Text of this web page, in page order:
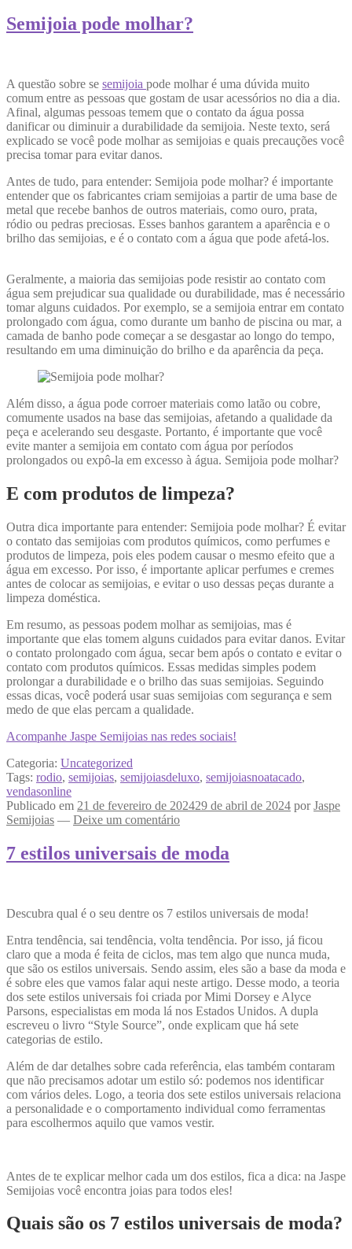
Semijoia pode molhar?
A questão sobre se semijoia pode molhar é uma dúvida muito
comum entre as pessoas que gostam de usar acessórios no dia a dia.
Afinal, algumas pessoas temem que o contato da água possa
danificar ou diminuir a durabilidade da semijoia. Neste texto, será
explicado se você pode molhar as semijoias e quais precauções você
precisa tomar para evitar danos.
Antes de tudo, para entender: Semijoia pode molhar? é importante
entender que os fabricantes criam semijoias a partir de uma base de
metal que recebe banhos de outros materiais, como ouro, prata,
ródio ou pedras preciosas. Esses banhos garantem a aparência e o
brilho das semijoias, e é o contato com a água que pode afetá-los.
Geralmente, a maioria das semijoias pode resistir ao contato com
água sem prejudicar sua qualidade ou durabilidade, mas é necessário
tomar alguns cuidados. Por exemplo, se a semijoia entrar em contato
prolongado com água, como durante um banho de piscina ou mar, a
camada de banho pode começar a se desgastar ao longo do tempo,
resultando em uma diminuição do brilho e da aparência da peça.
Além disso, a água pode corroer materiais como latão ou cobre,
comumente usados na base das semijoias, afetando a qualidade da
peça e acelerando seu desgaste. Portanto, é importante que você
evite manter a semijoia em contato com água por períodos
prolongados ou expô-la em excesso à água. Semijoia pode molhar?
E com produtos de limpeza?
Outra dica importante para entender: Semijoia pode molhar? É evitar
o contato das semijoias com produtos químicos, como perfumes e
produtos de limpeza, pois eles podem causar o mesmo efeito que a
água em excesso. Por isso, é importante aplicar perfumes e cremes
antes de colocar as semijoias, e evitar o uso dessas peças durante a
limpeza doméstica.
Em resumo, as pessoas podem molhar as semijoias, mas é
importante que elas tomem alguns cuidados para evitar danos. Evitar
o contato prolongado com água, secar bem após o contato e evitar o
contato com produtos químicos. Essas medidas simples podem
prolongar a durabilidade e o brilho das suas semijoias. Seguindo
essas dicas, você poderá usar suas semijoias com segurança e sem
medo de que elas percam a qualidade.
Acompanhe Jaspe Semijoias nas redes sociais!
Categoria: Uncategorized
Tags: rodio, semijoias, semijoiasdeluxo, semijoiasnoatacado,
vendasonline
Publicado em 21 de fevereiro de 202429 de abril de 2024 porJaspe
Semijoias — Deixe um comentário
7 estilos universais de moda
Descubra qual é o seu dentre os 7 estilos universais de moda!
Entra tendência, sai tendência, volta tendência. Por isso, já ficou
claro que a moda é feita de ciclos, mas tem algo que nunca muda,
que são os estilos universais. Sendo assim, eles são a base da moda e
é sobre eles que vamos falar aqui neste artigo. Desse modo, a teoria
dos sete estilos universais foi criada por Mimi Dorsey e Alyce
Parsons, especialistas em moda lá nos Estados Unidos. A dupla
escreveu o livro “Style Source”, onde explicam que há sete
categorias de estilo.
Além de dar detalhes sobre cada referência, elas também contaram
que não precisamos adotar um estilo só: podemos nos identificar
com vários deles. Logo, a teoria dos sete estilos universais relaciona
a personalidade e o comportamento individual como ferramentas
para escolhermos aquilo que vamos vestir.
Antes de te explicar melhor cada um dos estilos, fica a dica: na Jaspe
Semijoias você encontra joias para todos eles!
Quais são os 7 estilos universais de moda?